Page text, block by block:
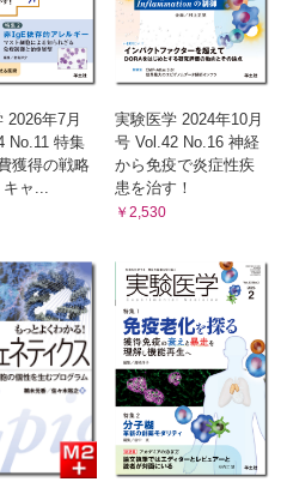
2026年7月
No.11 特集
獲得の戦略
ャ...
実験医学 2024年10月
号 Vol.42 No.16 神経
から免疫で炎症性疾
患を治す！
￥2,530